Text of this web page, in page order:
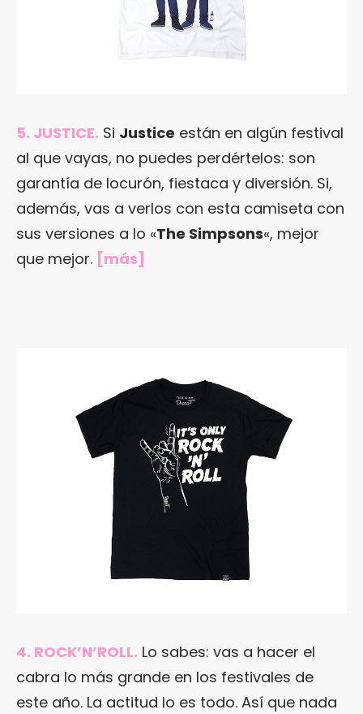
5. JUSTICE. Si Justice están en algún festival
al que vayas, no puedes perdértelos: son
garantía de locurón, fiestaca y diversión. Si,
además, vas a verlos con esta camiseta con
sus versiones a lo «The Simpsons«, mejor
que mejor. [más]
4. ROCK’N’ROLL. Lo sabes: vas a hacer el
cabra lo más grande en los festivales de
este año. La actitud lo es todo. Así que nada